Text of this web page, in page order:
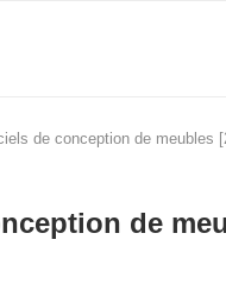
de conception de meubles
de